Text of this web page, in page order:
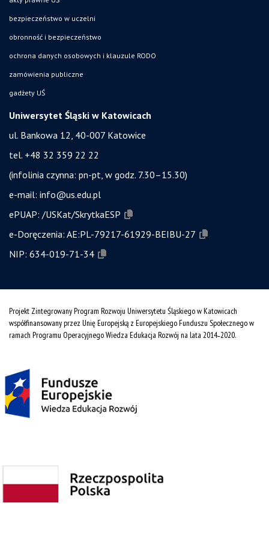
bezpieczeństwo w uczelni
obronność i bezpieczeństwo
ochrona danych osobowych i klauzule RODO
zamówienia publiczne
gadżety UŚ
Uniwersytet Śląski w Katowicach
ul. Bankowa 12, 40-007 Katowice
tel. +48 32 359 22 22
(infolinia czynna: pn-pt, w godz. 7.30–15.30)
e-mail: info@us.edu.pl
ePUAP: /USKat/SkrytkaESP
e-Doręczenia: AE:PL-79217-61929-BEIBU-27
NIP: 634-019-71-34
Projekt Zintegrowany Program Rozwoju Uniwersytetu Śląskiego w Katowicach
współfinansowany przez Unię Europejską z Europejskiego Funduszu Społecznego w
ramach Programu Operacyjnego Wiedza Edukacja Rozwój na lata 2014˗2020.